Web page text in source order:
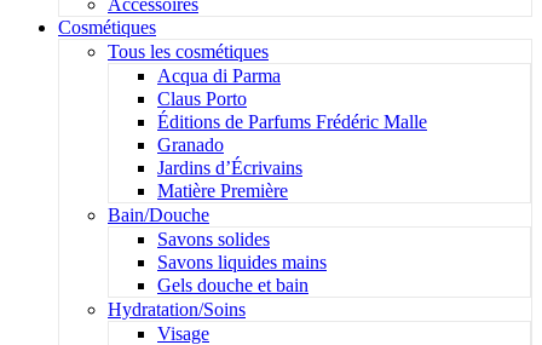
Accessoires
Cosmétiques
Tous les cosmétiques
Acqua di Parma
Claus Porto
Éditions de Parfums Frédéric Malle
Granado
Jardins d’Écrivains
Matière Première
Bain/Douche
Savons solides
Savons liquides mains
Gels douche et bain
Hydratation/Soins
Visage